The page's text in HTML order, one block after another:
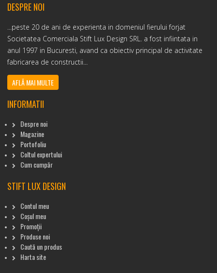
DESPRE NOI
...peste 20 de ani de experienta in domeniul fierului forjat
Societatea Comerciala Stift Lux Design SRL. a fost infiintata in
anul 1997 in Bucuresti, avand ca obiectiv principal de activitate
fabricarea de constructii...
AFLĂ MAI MULTE
INFORMATII
Despre noi
Magazine
Portofoliu
Coltul expertului
Cum cumpăr
STIFT LUX DESIGN
Contul meu
Coșul meu
Promoții
Produse noi
Caută un produs
Harta site